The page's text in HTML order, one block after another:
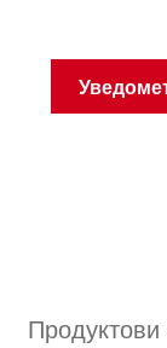
Продуктови